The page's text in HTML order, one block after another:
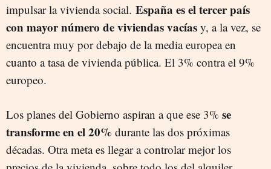
impulsar la vivienda social. España es el tercer país
con mayor número de viviendas vacías y, a la vez, se
encuentra muy por debajo de la media europea en
cuanto a tasa de vivienda pública. El 3% contra el 9%
europeo.
Los planes del Gobierno aspiran a que ese 3% se
transforme en el 20% durante las dos próximas
décadas. Otra meta es llegar a controlar mejor los